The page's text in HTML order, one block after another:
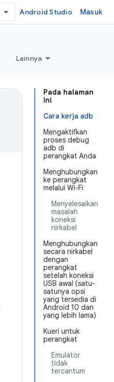
Android Studio Masuk
Lainnya
Pada halaman
ini
Cara kerja adb
Mengaktifkan
proses debug
adb di
perangkat Anda
Menghubungkan
ke perangkat
melalui Wi-Fi
Menyelesaikan
masalah
koneksi
nirkabel
Menghubungkan
secara nirkabel
dengan
perangkat
setelah koneksi
USB awal (satu-
satunya opsi
yang tersedia di
Android 10 dan
yang lebih lama)
Kueri untuk
perangkat
Emulator
tidak
tercantum